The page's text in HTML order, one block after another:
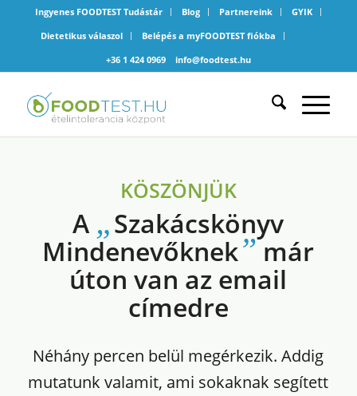
Ingyenes FOODTEST Tudástár Blog Partnereink
GYIK
Dietetikus válaszol
Belépés a myFOODTEST fiókba
+36 1 424 0969
info@foodtest.hu
KÖSZÖNJÜK
A „Szakácskönyv
Mindenevőknek”már
úton van az email
címedre
Néhány percen belül megérkezik. Addig
mutatunk valamit, ami sokaknak segített